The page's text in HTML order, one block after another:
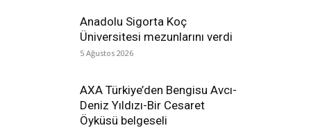
Anadolu Sigorta Koç
Üniversitesi mezunlarını verdi
5 Ağustos 2026
AXA Türkiye’den Bengisu Avcı-
Deniz Yıldızı-Bir Cesaret
Öyküsü belgeseli